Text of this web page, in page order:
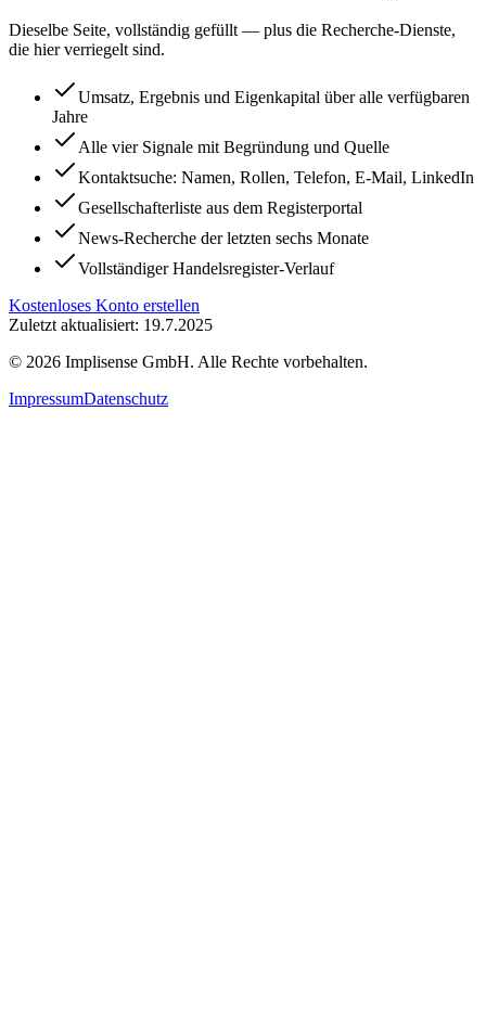
Dieselbe Seite, vollständig gefüllt — plus die Recherche-Dienste,
die hier verriegelt sind.
Umsatz, Ergebnis und Eigenkapital über alle verfügbaren
Jahre
Alle vier Signale mit Begründung und Quelle
Kontaktsuche: Namen, Rollen, Telefon, E-Mail, LinkedIn
Gesellschafterliste aus dem Registerportal
News-Recherche der letzten sechs Monate
Vollständiger Handelsregister-Verlauf
Kostenloses Konto erstellen
Zuletzt aktualisiert: 19.7.2025
© 2026 Implisense GmbH. Alle Rechte vorbehalten.
ImpressumDatenschutz